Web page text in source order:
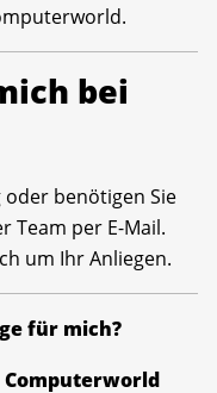
bei
oder benötigen Sie
Team per E-Mail.
um Ihr Anliegen.
für mich?
Computerworld